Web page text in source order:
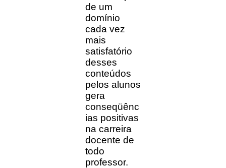
de um
domínio
cada vez
mais
satisfatório
desses
conteúdos
pelos alunos
gera
conseqüênc
ias positivas
na carreira
docente de
todo
professor.